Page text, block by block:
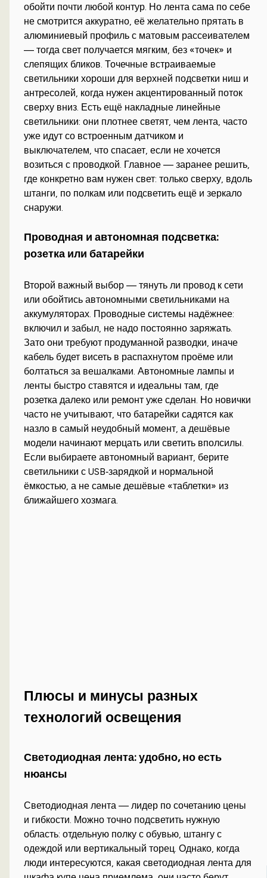
обойти почти любой контур. Но лента сама по себе
не смотрится аккуратно, её желательно прятать в
алюминиевый профиль с матовым рассеивателем
— тогда свет получается мягким, без «точек» и
слепящих бликов. Точечные встраиваемые
светильники хороши для верхней подсветки ниш и
антресолей, когда нужен акцентированный поток
сверху вниз. Есть ещё накладные линейные
светильники: они плотнее светят, чем лента, часто
уже идут со встроенным датчиком и
выключателем, что спасает, если не хочется
возиться с проводкой. Главное — заранее решить,
где конкретно вам нужен свет: только сверху, вдоль
штанги, по полкам или подсветить ещё и зеркало
снаружи.
Проводная и автономная подсветка:
розетка или батарейки
Второй важный выбор — тянуть ли провод к сети
или обойтись автономными светильниками на
аккумуляторах. Проводные системы надёжнее:
включил и забыл, не надо постоянно заряжать.
Зато они требуют продуманной разводки, иначе
кабель будет висеть в распахнутом проёме или
болтаться за вешалками. Автономные лампы и
ленты быстро ставятся и идеальны там, где
розетка далеко или ремонт уже сделан. Но новички
часто не учитывают, что батарейки садятся как
назло в самый неудобный момент, а дешёвые
модели начинают мерцать или светить вполсилы.
Если выбираете автономный вариант, берите
светильники с USB‑зарядкой и нормальной
ёмкостью, а не самые дешёвые «таблетки» из
ближайшего хозмага.
Плюсы и минусы разных
технологий освещения
Светодиодная лента: удобно, но есть
нюансы
Светодиодная лента — лидер по сочетанию цены
и гибкости. Можно точно подсветить нужную
область: отдельную полку с обувью, штангу с
одеждой или вертикальный торец. Однако, когда
люди интересуются, какая светодиодная лента для